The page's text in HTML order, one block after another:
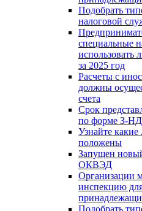
Подобрать
налоговой
специальные
использовать
за 2025 год
Расчеты с
должны
счета
Срок
по форме З-
Узнайте
положены
Запущен
ОКВЭД
Организации
инспекцию
Подобрать